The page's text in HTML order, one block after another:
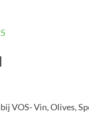
VOS- Vin, Olives,